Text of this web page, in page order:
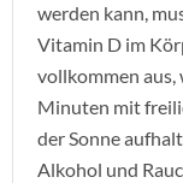
werden kann,
Vitamin D im
vollkommen aus,
Minuten mit
der Sonne
Alkohol und